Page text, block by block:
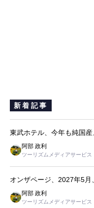
新着記事
東武ホテル、今年も純国
阿部 政利
ツーリズムメディアサービス
オンザページ、2027年5
阿部 政利
ツーリズムメディアサービス